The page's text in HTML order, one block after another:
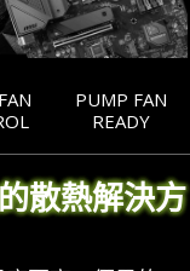
PUMP FAN
READY
散熱解決方